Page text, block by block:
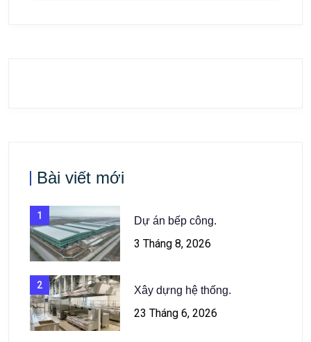
Bài viết mới
1 Dự án bếp công.
3 Tháng 8, 2026
2 Xây dựng hệ thống.
23 Tháng 6, 2026